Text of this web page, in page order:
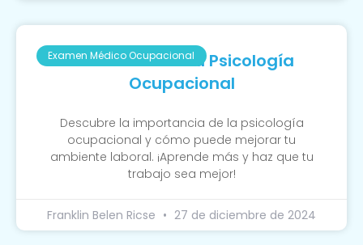
Examen Médico Ocupacional
La Función De La Psicología
Ocupacional
Descubre la importancia de la psicología
ocupacional y cómo puede mejorar tu
ambiente laboral. ¡Aprende más y haz que tu
trabajo sea mejor!
Franklin Belen Ricse 27 de diciembre de 2024